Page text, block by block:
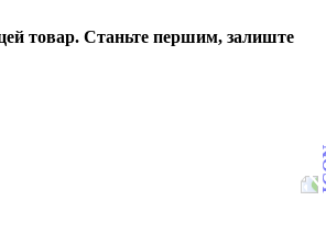
товар. Станьте першим, залиште